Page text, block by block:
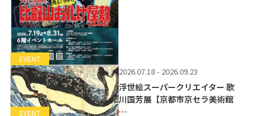
EVENT
EVENT
2026.07.18 - 2026.09.23
浮世絵スーパークリエイター 歌
川国芳展【京都市京セラ美術館
…